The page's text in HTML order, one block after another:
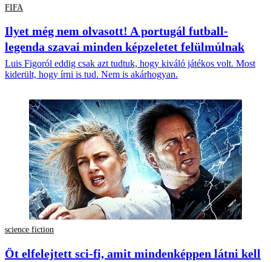
FIFA
Ilyet még nem olvasott! A portugál futball-
legenda szavai minden képzeletet felülmúlnak
Luis Figoról eddig csak azt tudtuk, hogy kiváló játékos volt. Most
kiderült, hogy írni is tud. Nem is akárhogyan.
science fiction
Öt elfelejtett sci-fi, amit mindenképpen látni kell